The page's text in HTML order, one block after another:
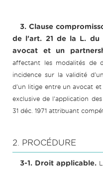
3. Clause
de l'art. 21 de la L. du
avocat et un
affectant les modalités de
incidence sur la validité
d'un litige entre un avocat
exclusive de l'application
31 déc. 1971 attribuant
2. PROCÉDURE
3-1. Droit applicable.